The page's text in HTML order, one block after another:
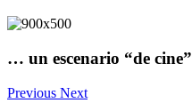
… un escenario “de cine”
Previous Next